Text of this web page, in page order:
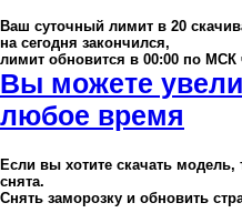
Ваш суточный лимит в 20
на сегодня закончился,
лимит обновится в 00:00 по МСК
Вы можете
любое время
Если вы хотите скачать модель,
снята.
Снять заморозку и обновить